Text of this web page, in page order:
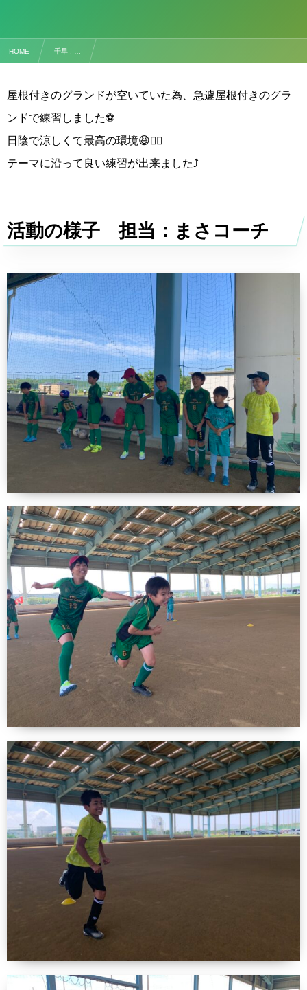
HOME 千早 , …
屋根付きのグランドが空いていた為、急遽屋根付きのグラ
ンドで練習しました⚽️
日陰で涼しくて最高の環境😆👍🏻
テーマに沿って良い練習が出来ました⤴️
活動の様子 担当：まさコーチ